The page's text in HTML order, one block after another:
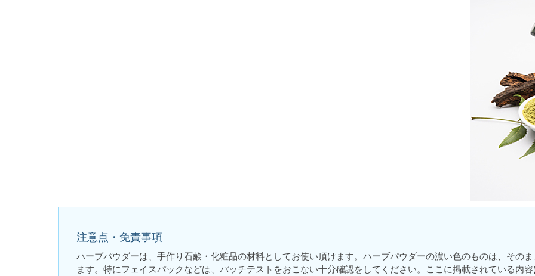
注意点・免責事項
ハーブパウダーは、手作り石鹸・化粧品の材料としてお使い頂けます。ハーブパウダーの濃い色のものは、その
ます。特にフェイスパックなどは、パッチテストをおこない十分確認をしてください。ここに掲載されている内